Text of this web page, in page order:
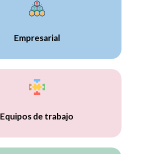
Empresarial
Equipos de trabajo